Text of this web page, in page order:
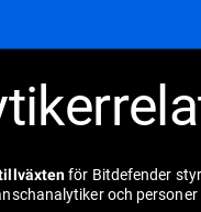
för Bitdefender
och